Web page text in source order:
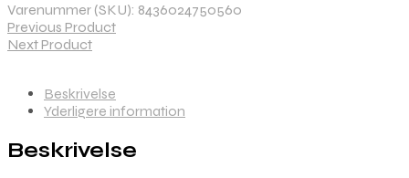
Varenummer (SKU): 8436024750560
Previous Product
Next Product
Beskrivelse
Yderligere information
Beskrivelse